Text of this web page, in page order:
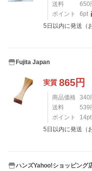
送料
650
ポイント
6pt
5日以内に発送（
Fujita Japan
実質 865円
商品価格 340
送料
539
ポイント
14pt
5日以内に発送（
ハンズYahoo!ショッピング